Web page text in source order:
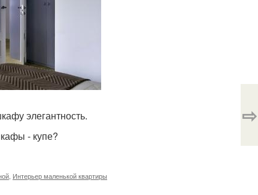
элегантность.
- купе?
Интерьер маленькой квартиры
⇨